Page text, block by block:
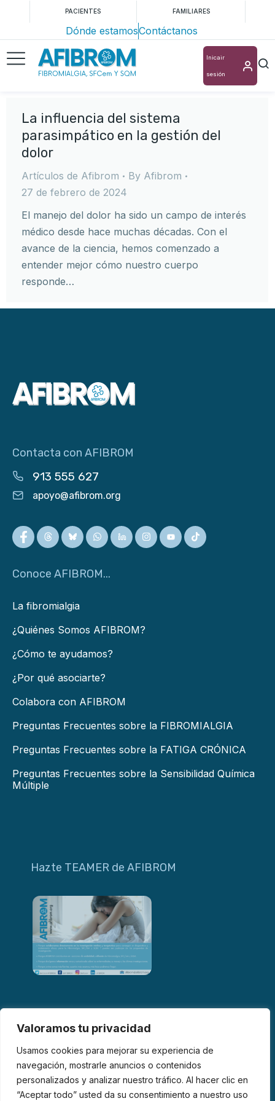
Valoramos tu privacidad
Usamos cookies para mejorar su experiencia de
navegación, mostrarle anuncios o contenidos
personalizados y analizar nuestro tráfico. Al hacer clic en
“Aceptar todo” usted da su consentimiento a nuestro uso
PACIENTES FAMILIARES
Dónde estamosContáctanos
Inicair
sesión
La influencia del sistema
parasimpático en la gestión del
dolor
Artículos de Afibrom By Afibrom
27 de febrero de 2024
El manejo del dolor ha sido un campo de interés
médico desde hace muchas décadas. Con el
avance de la ciencia, hemos comenzado a
entender mejor cómo nuestro cuerpo
responde…
Contacta con AFIBROM
913 555 627
apoyo@afibrom.org
Conoce AFIBROM...
La fibromialgia
¿Quiénes Somos AFIBROM?
¿Cómo te ayudamos?
¿Por qué asociarte?
Colabora con AFIBROM
Preguntas Frecuentes sobre la FIBROMIALGIA
Preguntas Frecuentes sobre la FATIGA CRÓNICA
Preguntas Frecuentes sobre la Sensibilidad Química
Múltiple
Hazte TEAMER de AFIBROM
© 2026 AFIBROM. Todos los derechos reservados.